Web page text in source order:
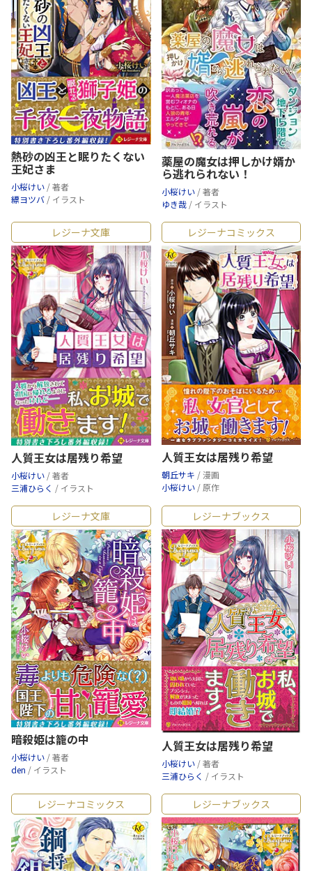
熱砂の凶王と眠りたくない
王妃さま
小桜けい / 著者
縹ヨツバ / イラスト
薬屋の魔女は押しかけ婿か
ら逃れられない！
小桜けい / 著者
ゆき哉 / イラスト
レジーナ文庫
人質王女は居残り希望
小桜けい / 著者
三浦ひらく / イラスト
レジーナコミックス
人質王女は居残り希望
朝丘サキ / 漫画
小桜けい / 原作
レジーナ文庫
暗殺姫は籠の中
小桜けい / 著者
den / イラスト
レジーナブックス
人質王女は居残り希望
小桜けい / 著者
三浦ひらく / イラスト
レジーナコミックス レジーナブックス